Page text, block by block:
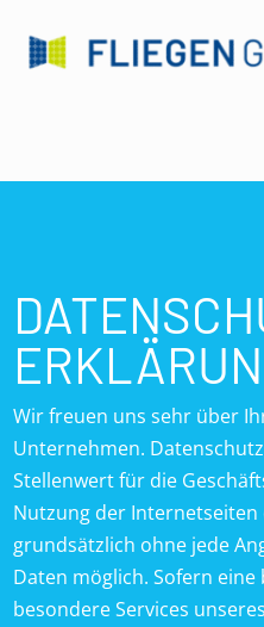
Wir freuen uns sehr über
Unternehmen.
Stellenwert für die
Nutzung der Internetseiten
grundsätzlich ohne jede
Daten möglich. Sofern
besondere Services